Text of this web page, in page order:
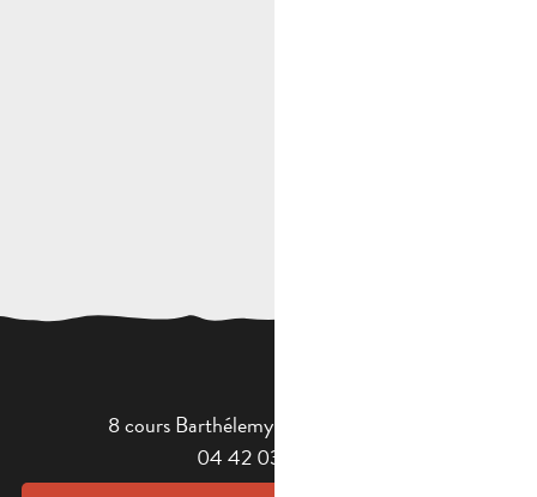
8 cours Barthélemy - 13400 Aubagne
04 42 03 49 98